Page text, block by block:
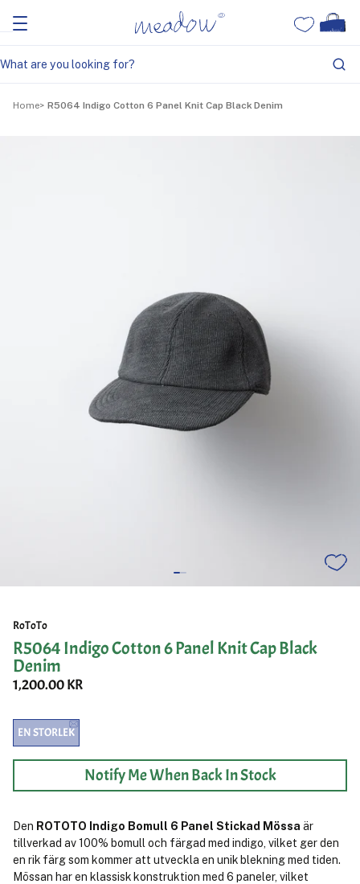
Home R5064 Indigo Cotton 6 Panel Knit Cap Black Denim
RoToTo
R5064 Indigo Cotton 6 Panel Knit Cap Black
Denim
1,200.00 KR
EN STORLEK
Notify Me When Back In Stock
Den ROTOTO Indigo Bomull 6 Panel Stickad Mössa är
tillverkad av 100% bomull och färgad med indigo, vilket ger den
en rik färg som kommer att utveckla en unik blekning med tiden.
Mössan har en klassisk konstruktion med 6 paneler, vilket